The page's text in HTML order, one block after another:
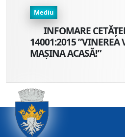
Mediu
INFOMARE
14001:2015 ”VINEREA
MAȘINA ACASĂ!”